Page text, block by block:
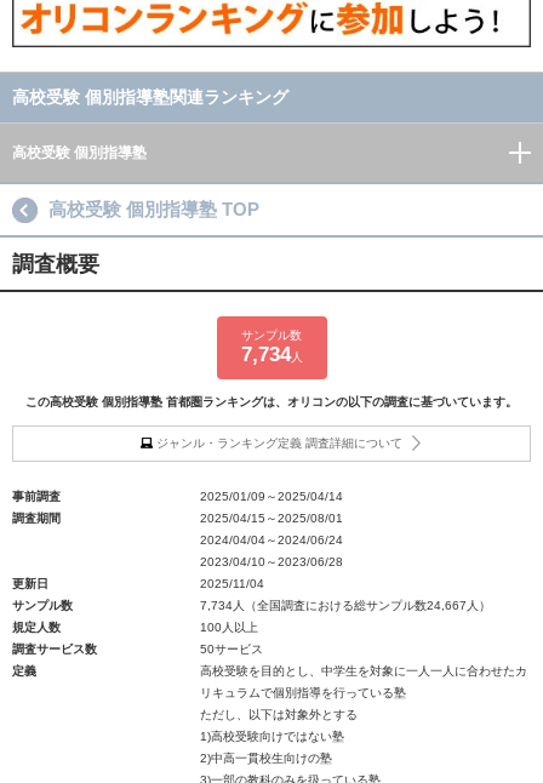
高校受験 個別指導塾関連ランキング
高校受験 個別指導塾
高校受験 個別指導塾 TOP
調査概要
サンプル数
7,734人
この高校受験 個別指導塾 首都圏ランキングは、オリコンの以下の調査に基づいています。
ジャンル・ランキング定義 調査詳細について
事前調査
2025/01/09～2025/04/14
調査期間
2025/04/15～2025/08/01
2024/04/04～2024/06/24
2023/04/10～2023/06/28
更新日
2025/11/04
サンプル数
7,734人（全国調査における総サンプル数24,667人）
規定人数
100人以上
調査サービス数
50サービス
定義
高校受験を目的とし、中学生を対象に一人一人に合わせたカ
リキュラムで個別指導を行っている塾
ただし、以下は対象外とする
1)高校受験向けではない塾
2)中高一貫校生向けの塾